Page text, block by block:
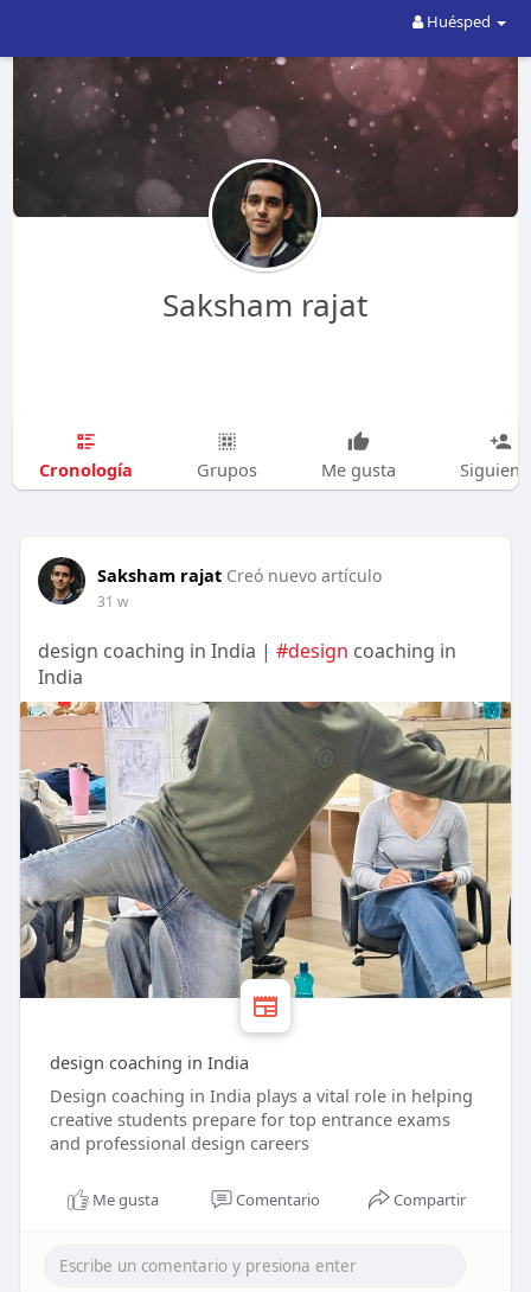
Huésped
Saksham rajat
Cronología Grupos Me gusta
Saksham rajat Creó nuevo artículo
31 w
design coaching in India | #design coaching in
India
design coaching in India
Design coaching in India plays a vital role in helping
creative students prepare for top entrance exams
and professional design careers
Me gusta Comentario Compartir